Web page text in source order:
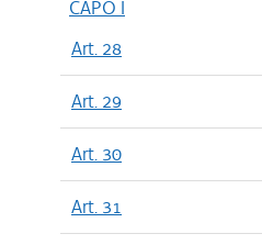
CAPO I
Art. 28
Art. 29
Art. 30
Art. 31